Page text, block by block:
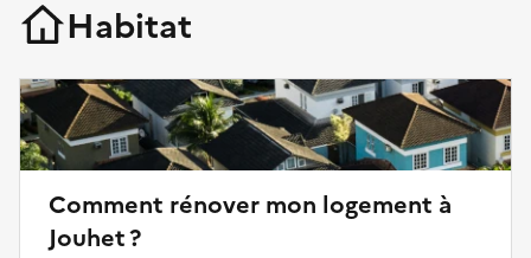
Habitat
Comment rénover mon logement à
Jouhet ?